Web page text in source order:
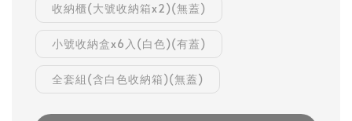
收納櫃(大號收納箱x2)(無蓋)
小號收納盒x6入(白色)(有蓋)
全套組(含白色收納箱)(無蓋)